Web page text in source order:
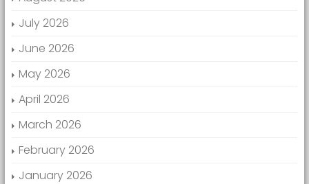
July 2026
June 2026
May 2026
April 2026
March 2026
February 2026
January 2026